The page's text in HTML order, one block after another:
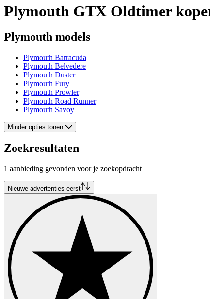
Plymouth GTX Oldtimer
Plymouth models
Plymouth Barracuda
Plymouth Belvedere
Plymouth Duster
Plymouth Fury
Plymouth Prowler
Plymouth Road Runner
Plymouth Savoy
Minder opties tonen
Zoekresultaten
1 aanbieding gevonden voor je zoekopdracht
Nieuwe advertenties eerst